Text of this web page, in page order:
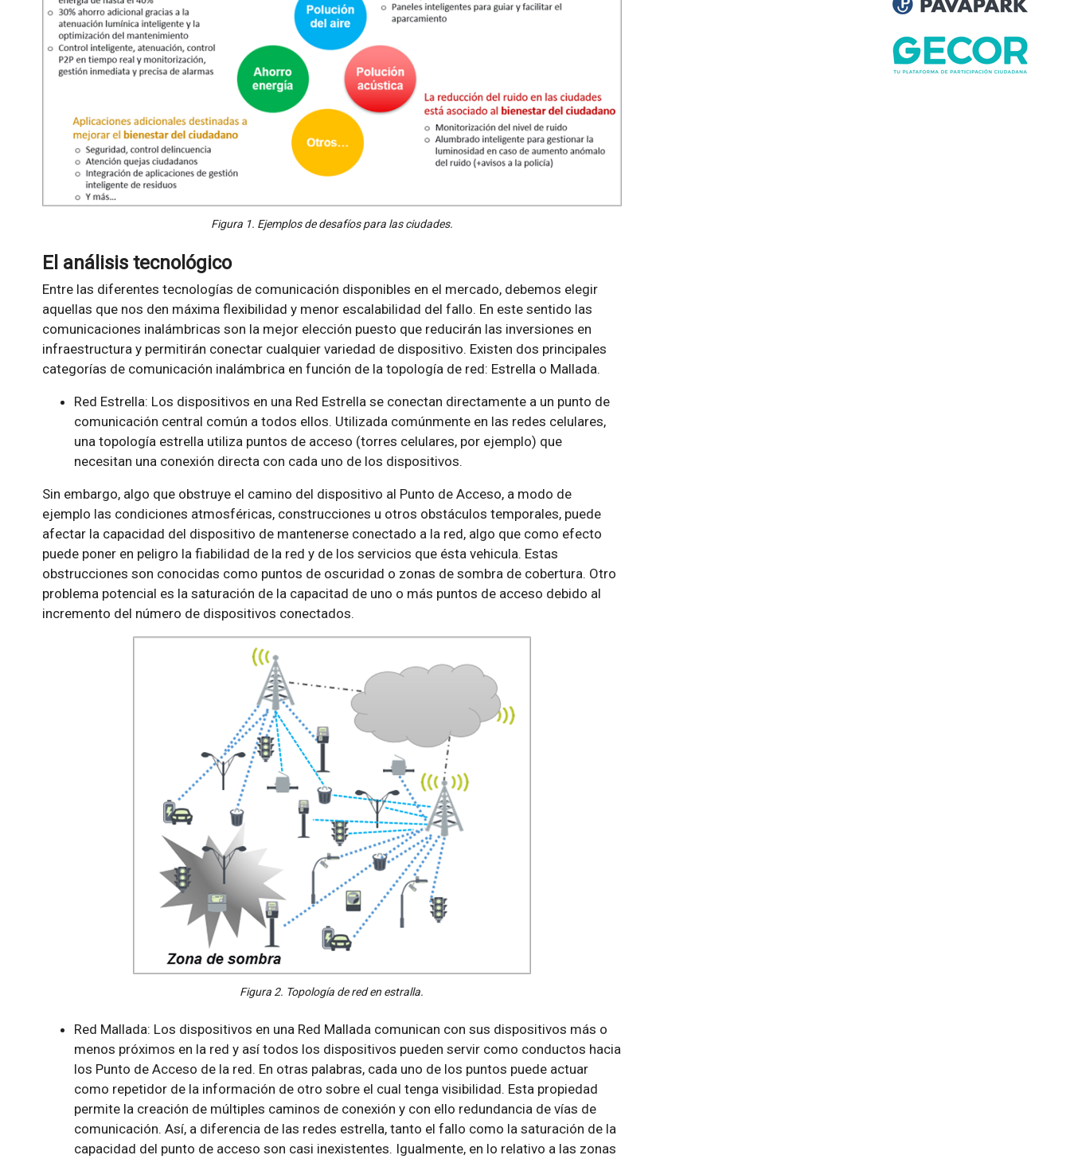
Figura 1. Ejemplos de desafíos para las ciudades.
El análisis tecnológico
Entre las diferentes tecnologías de comunicación disponibles en el mercado, debemos elegir
aquellas que nos den máxima flexibilidad y menor escalabilidad del fallo. En este sentido las
comunicaciones inalámbricas son la mejor elección puesto que reducirán las inversiones en
infraestructura y permitirán conectar cualquier variedad de dispositivo. Existen dos principales
categorías de comunicación inalámbrica en función de la topología de red: Estrella o Mallada.
Red Estrella: Los dispositivos en una Red Estrella se conectan directamente a un punto de
comunicación central común a todos ellos. Utilizada comúnmente en las redes celulares,
una topología estrella utiliza puntos de acceso (torres celulares, por ejemplo) que
necesitan una conexión directa con cada uno de los dispositivos.
Sin embargo, algo que obstruye el camino del dispositivo al Punto de Acceso, a modo de
ejemplo las condiciones atmosféricas, construcciones u otros obstáculos temporales, puede
afectar la capacidad del dispositivo de mantenerse conectado a la red, algo que como efecto
puede poner en peligro la fiabilidad de la red y de los servicios que ésta vehicula. Estas
obstrucciones son conocidas como puntos de oscuridad o zonas de sombra de cobertura. Otro
problema potencial es la saturación de la capacitad de uno o más puntos de acceso debido al
incremento del número de dispositivos conectados.
Figura 2. Topología de red en estralla.
Red Mallada: Los dispositivos en una Red Mallada comunican con sus dispositivos más o
menos próximos en la red y así todos los dispositivos pueden servir como conductos hacia
los Punto de Acceso de la red. En otras palabras, cada uno de los puntos puede actuar
como repetidor de la información de otro sobre el cual tenga visibilidad. Esta propiedad
permite la creación de múltiples caminos de conexión y con ello redundancia de vías de
comunicación. Así, a diferencia de las redes estrella, tanto el fallo como la saturación de la
capacidad del punto de acceso son casi inexistentes. Igualmente, en lo relativo a las zonas